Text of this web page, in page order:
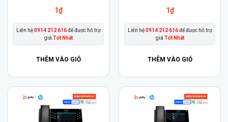
1₫
Liên hệ0914 212 616để được hỗ trợ
giá Tốt Nhất
THÊM VÀO GIỎ
1₫
Liên hệ0914 212 616để được hỗ trợ
giá Tốt Nhất
THÊM VÀO GIỎ